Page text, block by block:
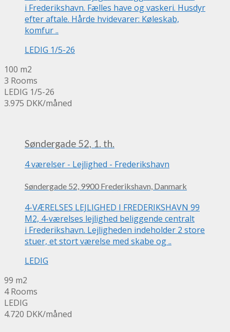
i Frederikshavn. Fælles have og vaskeri. Husdyr
efter aftale. Hårde hvidevarer: Køleskab,
komfur ..
LEDIG 1/5-26
100 m2
3 Rooms
LEDIG 1/5-26
3.975 DKK/måned
Søndergade 52, 1. th.
4 værelser - Lejlighed - Frederikshavn
Søndergade 52, 9900 Frederikshavn, Danmark
4-VÆRELSES LEJLIGHED I FREDERIKSHAVN 99
M2, 4-værelses lejlighed beliggende centralt
i Frederikshavn. Lejligheden indeholder 2 store
stuer, et stort værelse med skabe og ..
LEDIG
99 m2
4 Rooms
LEDIG
4.720 DKK/måned